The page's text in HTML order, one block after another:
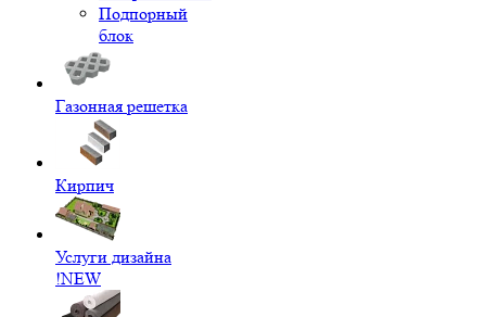
Подпорный
блок
Газонная решетка
Кирпич
Услуги дизайна
!NEW